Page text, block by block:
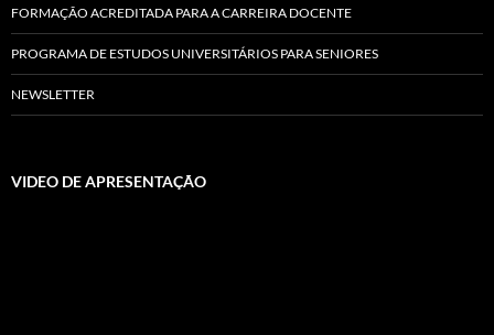
FORMAÇÃO ACREDITADA PARA A CARREIRA DOCENTE
PROGRAMA DE ESTUDOS UNIVERSITÁRIOS PARA SENIORES
NEWSLETTER
VIDEO DE APRESENTAÇÃO